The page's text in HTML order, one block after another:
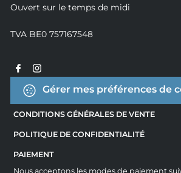
Ouvert sur le temps de midi
TVA BE0 757167548
Gérer mes préférences de
CONDITIONS GÉNÉRALES DE VENTE
POLITIQUE DE CONFIDENTIALITÉ
PAIEMENT
Nous acceptons les modes de paiement